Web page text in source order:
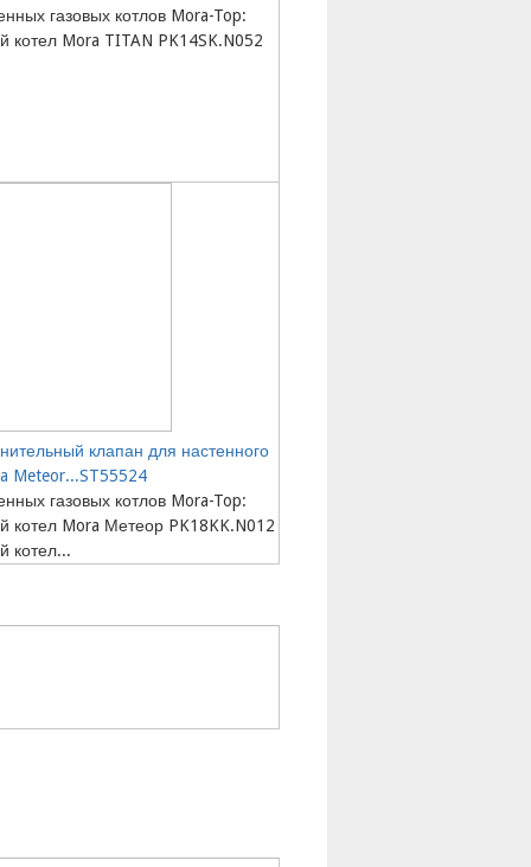
газовых котлов Mora-Top:
котел Mora TITAN PK14SK.N052
клапан для настенного
Meteor...ST55524
газовых котлов Mora-Top:
котел Mora Метеор PK18KK.N012
котел...